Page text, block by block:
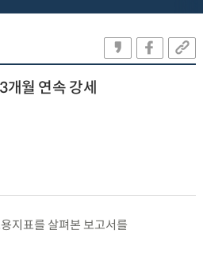
개월 연속 강세
지표를 살펴본 보고서를